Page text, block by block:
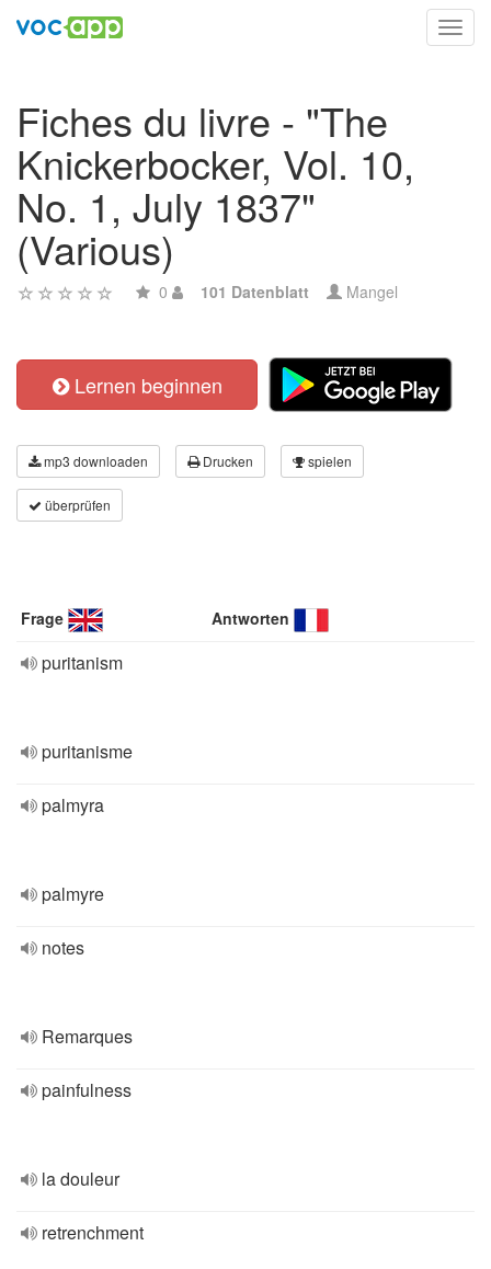
Fiches du livre - "The
Knickerbocker, Vol. 10,
No. 1, July 1837"
(Various)
0 101 Datenblatt Mangel
Lernen beginnen
mp3 downloaden Drucken spielen
überprüfen
Frage Antworten
puritanism
puritanisme
palmyra
palmyre
notes
Remarques
painfulness
la douleur
retrenchment